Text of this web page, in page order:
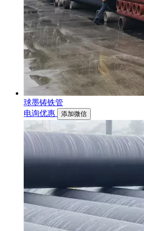
球墨铸铁管
电询优惠
添加微信